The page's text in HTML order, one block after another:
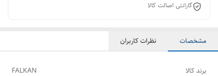
گارانتی اصالت کالا
مشخصات نظرات کاربران
برند کالا FALKAN